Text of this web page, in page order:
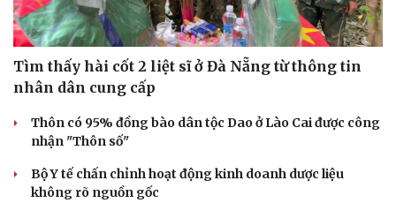
Tìm thấy hài cốt 2 liệt sĩ ở Đà Nẵng từ thông tin
nhân dân cung cấp
Thôn có 95% đồng bào dân tộc Dao ở Lào Cai được công
nhận "Thôn số"
Bộ Y tế chấn chỉnh hoạt động kinh doanh dược liệu
không rõ nguồn gốc